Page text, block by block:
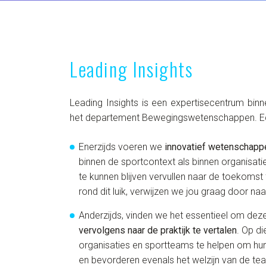
Leading Insights
Leading Insights is een expertisecentrum
het departement Bewegingswetenschappen.
Enerzijds voeren we innovatief
binnen de sportcontext als binnen
te kunnen blijven vervullen naar de
rond dit luik, verwijzen we jou graag door
Anderzijds, vinden we het essentieel om
vervolgens naar de praktijk te vertalen. Op
organisaties en sportteams te helpen om
en bevorderen evenals het welzijn van de